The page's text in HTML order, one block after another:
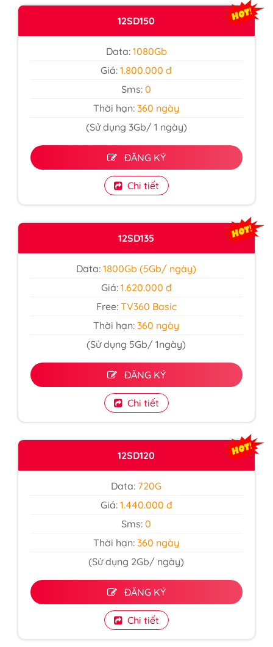
12SD150
Data:1080Gb
Giá:1.800.000 đ
Sms:0
Thời hạn: 360 ngày
(Sử dụng 3Gb/ 1 ngày)
ĐĂNG KÝ
Chi tiết
12SD135
Data: 1800Gb (5Gb/ ngày)
Giá: 1.620.000 đ
Free: TV360 Basic
Thời hạn: 360 ngày
(Sử dụng 5Gb/ 1ngày)
ĐĂNG KÝ
Chi tiết
12SD120
Data: 720G
Giá: 1.440.000 đ
Sms:0
Thời hạn: 360 ngày
(Sử dụng 2Gb/ ngày)
ĐĂNG KÝ
Chi tiết